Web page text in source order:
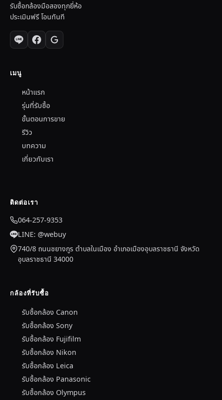
รับซื้อกล้องมือสองทุกยี่ห้อ
ประเมินฟรี โอนทันที
เมนู
หน้าแรก
รุ่นที่รับซื้อ
ขั้นตอนการขาย
รีวิว
บทความ
เกี่ยวกับเรา
ติดต่อเรา
064-257-9353
LINE: @webuy
740/8 ถนนชยางกูร ตำบลในเมือง อำเภอเมืองอุบลราชธานี จังหวัด
อุบลราชธานี 34000
กล้องที่รับซื้อ
รับซื้อกล้อง Canon
รับซื้อกล้อง Sony
รับซื้อกล้อง Fujifilm
รับซื้อกล้อง Nikon
รับซื้อกล้อง Leica
รับซื้อกล้อง Panasonic
รับซื้อกล้อง Olympus